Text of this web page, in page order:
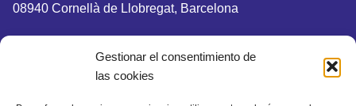
Gestionar el consentimiento de
las cookies
08940 Cornellà de Llobregat, Barcelona